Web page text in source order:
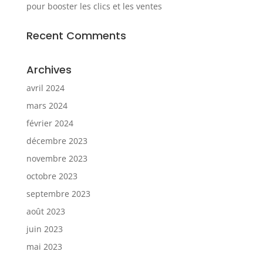
pour booster les clics et les ventes
Recent Comments
Archives
avril 2024
mars 2024
février 2024
décembre 2023
novembre 2023
octobre 2023
septembre 2023
août 2023
juin 2023
mai 2023